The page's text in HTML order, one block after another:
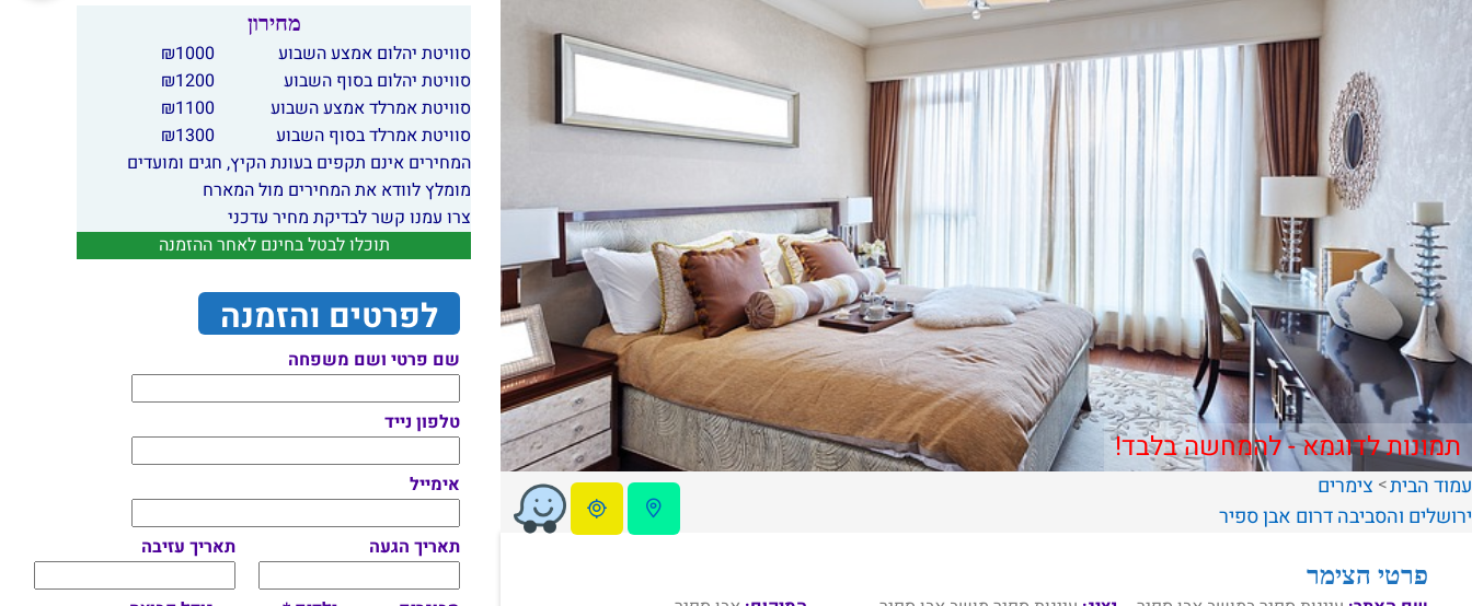
תמונות לדוגמא - להמחשה בלבד!
עמוד הבית צימרים
ירושלים והסביבהדרום אבן ספיר
פרטי הצימר
מחירון
סוויטת יהלום אמצע השבוע 1000
₪
סוויטת יהלום בסוף השבוע
1200
₪
סוויטת אמרלד אמצע השבוע
1100
₪
סוויטת אמרלד בסוף השבוע
1300
₪
המחירים אינם תקפים בעונת הקיץ, חגים ומועדים
מומלץ לוודא את המחירים מול המארח
צרו עמנו קשר לבדיקת מחיר עדכני
תוכלו לבטל בחינם לאחר ההזמנה
לפרטים והזמנה
שם פרטי ושם משפחה
טלפון נייד
אימייל
תאריך הגעה תאריך עזיבה